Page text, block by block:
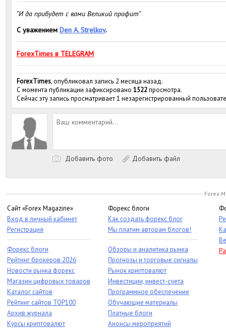
"И да прибудет с вами Великий профит"
С уважением Den A. Strelkov.
ForexTimes в TELEGRAM
ForexTimes, опубликовал запись 2 месяца назад.
С момента публикации зафиксировано 1522просмотра.
Сейчас эту запись просматривает 1 незарегистрированный
Добавить фото Добавить файл
Forex
Сайт «Forex Magazine»
Вход в личный кабинет
Регистрация
Форекс блоги
Рейтинг брокеров 2026
Новости рынка форекс
Магазин цифровых товаров
Каталог сайтов
Рейтинг сайтов TOP100
Архив журнала
Курсы криптовалют
Форекс блоги
Как создать форекс блог
Мы платим авторам блогов!
Обзоры и аналитика рынка
Прогнозы и торговые сигналы
Рынок криптовалют
Инвестиции, инвест-счета
Программное обеспечение
Обучающие материалы
Платные блоги
Анонсы мероприятий